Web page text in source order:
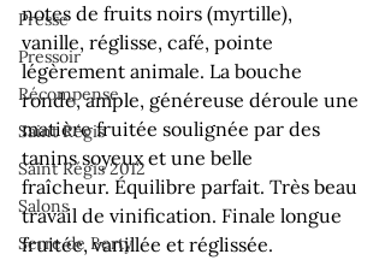
Presse
Pressoir
Récompense
Saint Régis
Saint Régis 2012
Salons
Serre de Berty
notes de fruits noirs (myrtille),
vanille, réglisse, café, pointe
légèrement animale. La bouche
ronde, ample, généreuse déroule une
matière fruitée soulignée par des
tanins soyeux et une belle
fraîcheur. Équilibre parfait. Très beau
travail de vinification. Finale longue
fruitée, vanillée et réglissée.